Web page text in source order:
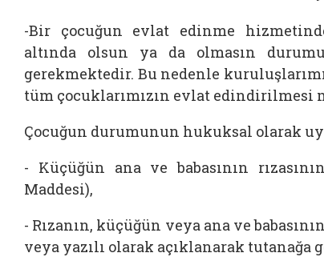
-Bir çocuğun evlat edinme
altında olsun ya da olmasın
gerekmektedir. Bu nedenle
tüm çocuklarımızın evlat edindirilmesi
Çocuğun durumunun hukuksal olarak
- Küçüğün ana ve babasının
Maddesi),
- Rızanın, küçüğün veya ana ve
veya yazılı olarak açıklanarak tutanağa